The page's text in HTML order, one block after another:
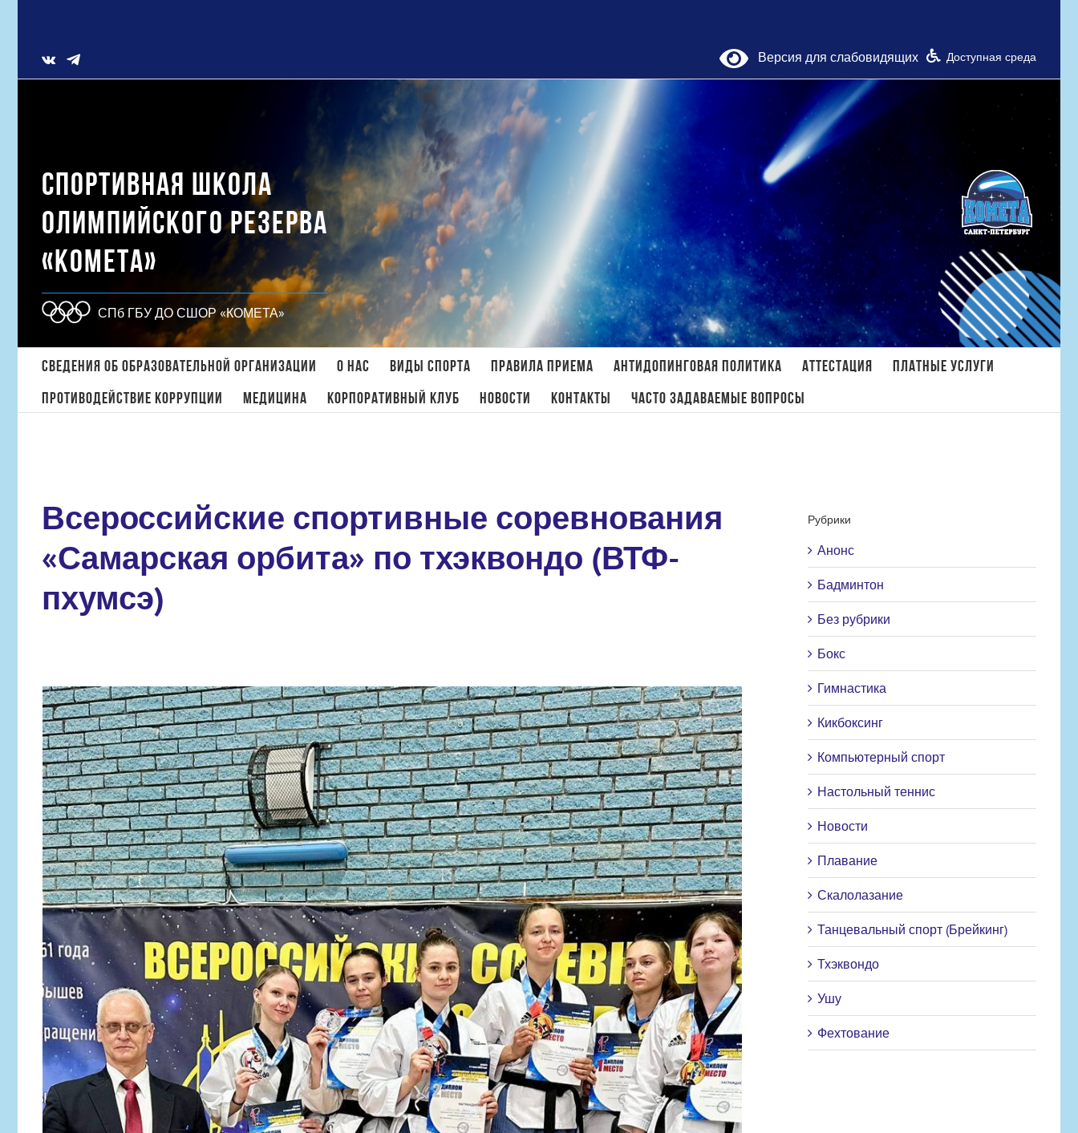
Vk Версия для слабовидящих Доступная среда
СПОРТИВНАЯ ШКОЛА
ОЛИМПИЙСКОГО РЕЗЕРВА
«КОМЕТА»
СПб ГБУ ДО СШОР «КОМЕТА»
поиска:
Сведения об образовательной организации О нас Виды спорта Правила приема Антидопинговая политика Аттестация
Платные услуги
Противодействие коррупции
МЕДИЦИНА Корпоративный клуб Новости Контакты Часто задаваемые вопросы
Всероссийские спортивные соревнования
«Самарская орбита» по тхэквондо (ВТФ-
пхумсэ)
Рубрики
Анонс
Бадминтон
Без рубрики
Бокс
Гимнастика
Кикбоксинг
Компьютерный спорт
Настольный теннис
Новости
Плавание
Скалолазание
Танцевальный спорт (Брейкинг)
Тхэквондо
Ушу
Фехтование